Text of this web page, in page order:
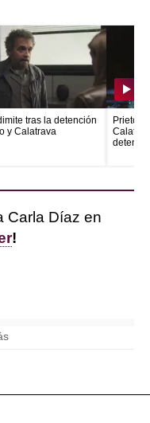
tras la detención
y Calatrava
Prieto
Carla Díaz en
!